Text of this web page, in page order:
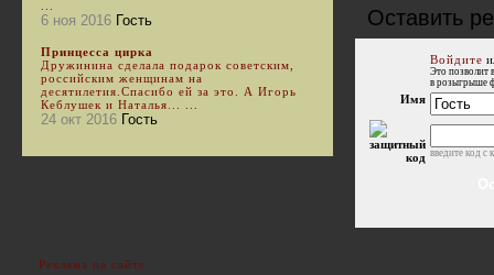
Оставить
Войдите
Это позволит
в розыгрыше
Имя
введите код с
6 ноя 2016 Гость
Принцесса цирка
Дружинина сделала подарок советским,
российским женщинам на
десятилетия.Спасибо ей за это. А Игорь
Кеблушек и Наталья... ...
24 окт 2016 Гость
Реклама на сайте